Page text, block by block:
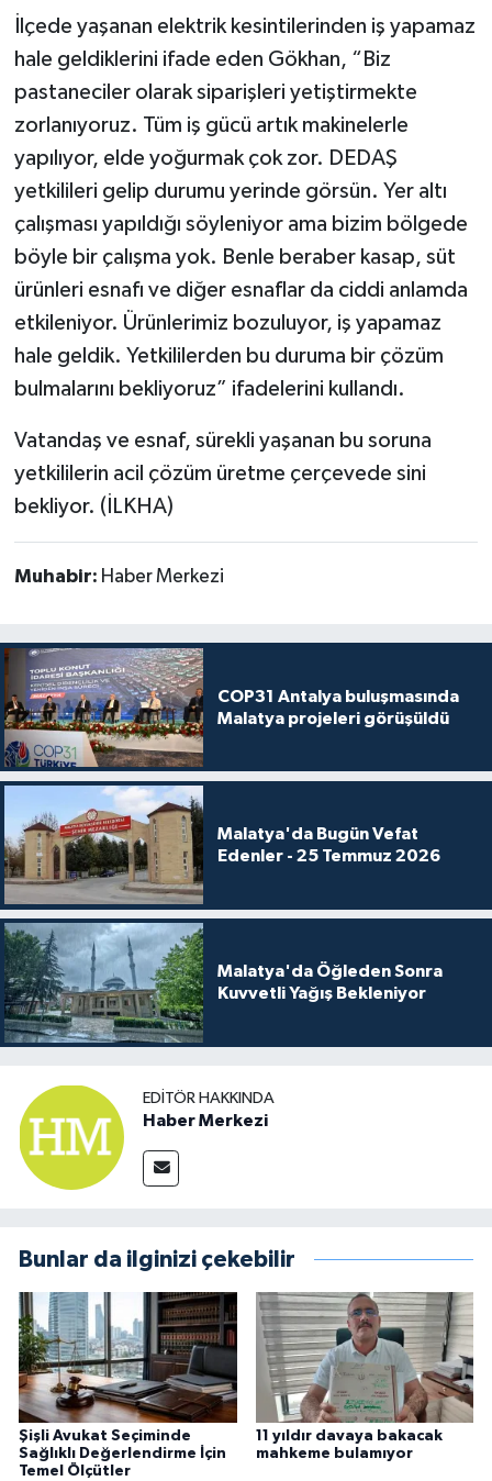
İlçede yaşanan elektrik kesintilerinden iş yapamaz
hale geldiklerini ifade eden Gökhan, “Biz
pastaneciler olarak siparişleri yetiştirmekte
zorlanıyoruz. Tüm iş gücü artık makinelerle
yapılıyor, elde yoğurmak çok zor. DEDAŞ
yetkilileri gelip durumu yerinde görsün. Yer altı
çalışması yapıldığı söyleniyor ama bizim bölgede
böyle bir çalışma yok. Benle beraber kasap, süt
ürünleri esnafı ve diğer esnaflar da ciddi anlamda
etkileniyor. Ürünlerimiz bozuluyor, iş yapamaz
hale geldik. Yetkililerden bu duruma bir çözüm
bulmalarını bekliyoruz” ifadelerini kullandı.
Vatandaş ve esnaf, sürekli yaşanan bu soruna
yetkililerin acil çözüm üretme çerçevede sini
bekliyor. (İLKHA)
Muhabir: Haber Merkezi
COP31 Antalya buluşmasında
Malatya projeleri görüşüldü
Malatya'da Bugün Vefat
Edenler - 25 Temmuz 2026
Malatya'da Öğleden Sonra
Kuvvetli Yağış Bekleniyor
EDITÖR HAKKINDA
Haber Merkezi
Bunlar da ilginizi çekebilir
Şişli Avukat Seçiminde
Sağlıklı Değerlendirme İçin
Temel Ölçütler
11 yıldır davaya bakacak
mahkeme bulamıyor